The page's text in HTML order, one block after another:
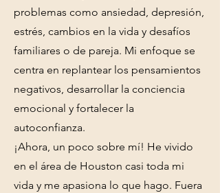
problemas como ansiedad, depresión,
estrés, cambios en la vida y desafíos
familiares o de pareja. Mi enfoque se
centra en replantear los pensamientos
negativos, desarrollar la conciencia
emocional y fortalecer la
autoconfianza.
¡Ahora, un poco sobre mí! He vivido
en el área de Houston casi toda mi
vida y me apasiona lo que hago. Fuera